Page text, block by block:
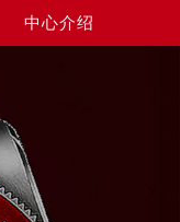
中心介绍